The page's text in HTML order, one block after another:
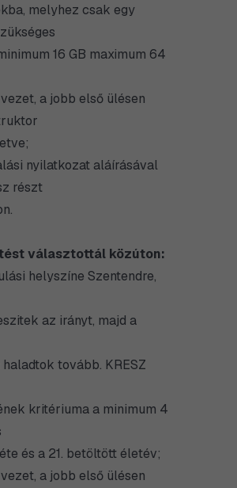
melyhez csak egy
16 GB maximum 64
a jobb első ülésen
nyilatkozat aláírásával
részt
választottál közúton:
helyszíne Szentendre,
az irányt, majd a
tovább. KRESZ
kritériuma a minimum 4
és a 21. betöltött életév;
a jobb első ülésen